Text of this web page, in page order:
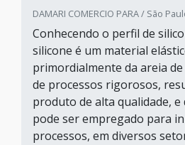
Cotar agora
Perfil de silicone para
Indiana Borrachas / Embu das Artes
O uso de peças técnicas